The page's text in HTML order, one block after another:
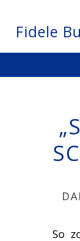
Fidele
So